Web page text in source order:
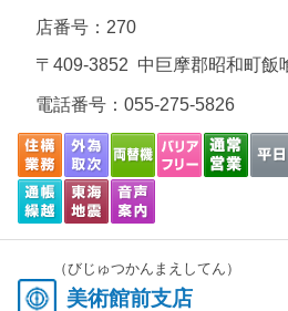
店番号：270
〒409-3852 中巨摩郡昭和町飯
電話番号： 055-275-5826
（びじゅつかんまえしてん）
美術館前支店